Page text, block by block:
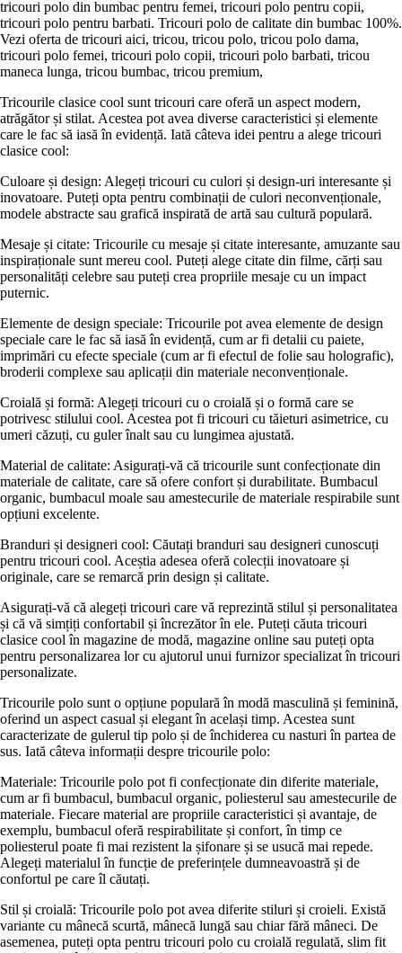
tricouri polo din bumbac pentru femei, tricouri polo pentru copii,
tricouri polo pentru barbati. Tricouri polo de calitate din bumbac 100%.
Vezi oferta de tricouri aici, tricou, tricou polo, tricou polo dama,
tricouri polo femei, tricouri polo copii, tricouri polo barbati, tricou
maneca lunga, tricou bumbac, tricou premium,
Tricourile clasice cool sunt tricouri care oferă un aspect modern,
atrăgător și stilat. Acestea pot avea diverse caracteristici și elemente
care le fac să iasă în evidență. Iată câteva idei pentru a alege tricouri
clasice cool:
Culoare și design: Alegeți tricouri cu culori și design-uri interesante și
inovatoare. Puteți opta pentru combinații de culori neconvenționale,
modele abstracte sau grafică inspirată de artă sau cultură populară.
Mesaje și citate: Tricourile cu mesaje și citate interesante, amuzante sau
inspiraționale sunt mereu cool. Puteți alege citate din filme, cărți sau
personalități celebre sau puteți crea propriile mesaje cu un impact
puternic.
Elemente de design speciale: Tricourile pot avea elemente de design
speciale care le fac să iasă în evidență, cum ar fi detalii cu paiete,
imprimări cu efecte speciale (cum ar fi efectul de folie sau holografic),
broderii complexe sau aplicații din materiale neconvenționale.
Croială și formă: Alegeți tricouri cu o croială și o formă care se
potrivesc stilului cool. Acestea pot fi tricouri cu tăieturi asimetrice, cu
umeri căzuți, cu guler înalt sau cu lungimea ajustată.
Material de calitate: Asigurați-vă că tricourile sunt confecționate din
materiale de calitate, care să ofere confort și durabilitate. Bumbacul
organic, bumbacul moale sau amestecurile de materiale respirabile sunt
opțiuni excelente.
Branduri și designeri cool: Căutați branduri sau designeri cunoscuți
pentru tricouri cool. Aceștia adesea oferă colecții inovatoare și
originale, care se remarcă prin design și calitate.
Asigurați-vă că alegeți tricouri care vă reprezintă stilul și personalitatea
și că vă simțiți confortabil și încrezător în ele. Puteți căuta tricouri
clasice cool în magazine de modă, magazine online sau puteți opta
pentru personalizarea lor cu ajutorul unui furnizor specializat în tricouri
personalizate.
Tricourile polo sunt o opțiune populară în modă masculină și feminină,
oferind un aspect casual și elegant în același timp. Acestea sunt
caracterizate de gulerul tip polo și de închiderea cu nasturi în partea de
sus. Iată câteva informații despre tricourile polo:
Materiale: Tricourile polo pot fi confecționate din diferite materiale,
cum ar fi bumbacul, bumbacul organic, poliesterul sau amestecurile de
materiale. Fiecare material are propriile caracteristici și avantaje, de
exemplu, bumbacul oferă respirabilitate și confort, în timp ce
poliesterul poate fi mai rezistent la șifonare și se usucă mai repede.
Alegeți materialul în funcție de preferințele dumneavoastră și de
confortul pe care îl căutați.
Stil și croială: Tricourile polo pot avea diferite stiluri și croieli. Există
variante cu mânecă scurtă, mânecă lungă sau chiar fără mâneci. De
asemenea, puteți opta pentru tricouri polo cu croială regulată, slim fit